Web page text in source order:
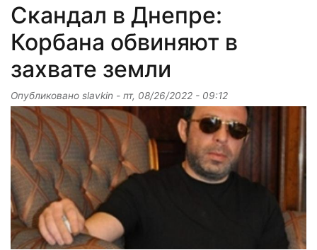
Скандал в Днепре:
Корбана обвиняют в
захвате земли
Опубликовано slavkin - пт, 08/26/2022 - 09:12